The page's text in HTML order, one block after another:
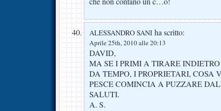
ALESSANDRO SANI ha scritto:
Aprile 25th, 2010 alle 20:13
DAVID,
MA SE I PRIMI A TIRARE
DA TEMPO, I PROPRIETARI, COSA
PESCE COMINCIA A PUZZARE
SALUTI.
A. S.